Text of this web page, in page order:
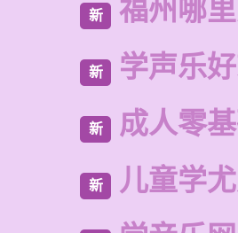
新 福州哪
新 学声乐
新 成人零
新 儿童学